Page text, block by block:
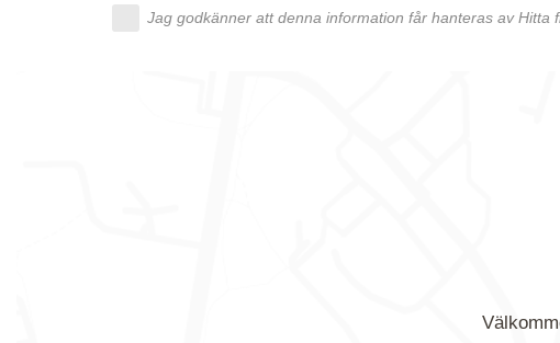
Jag godkänner att denna information får hanteras av Hitta